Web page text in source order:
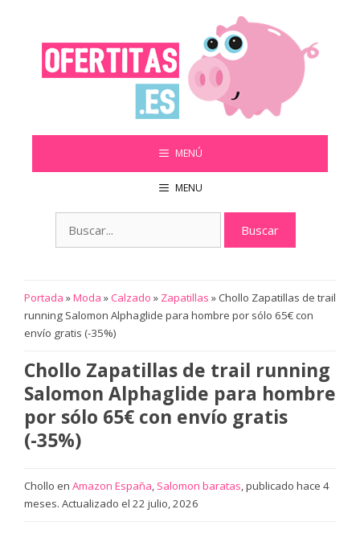
contenido
MENÚ
MENU
Portada »Moda »Calzado » Zapatillas » Chollo Zapatillas de trail
running Salomon Alphaglide para hombre por sólo 65€ con
envío gratis (-35%)
Chollo Zapatillas de trail running
Salomon Alphaglide para hombre
por sólo 65€ con envío gratis
(-35%)
Chollo en Amazon España, Salomon baratas, publicado hace 4
meses. Actualizado el 22 julio, 2026